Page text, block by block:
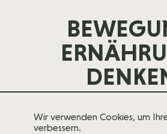
Wir verwenden Cookies, um
verbessern.